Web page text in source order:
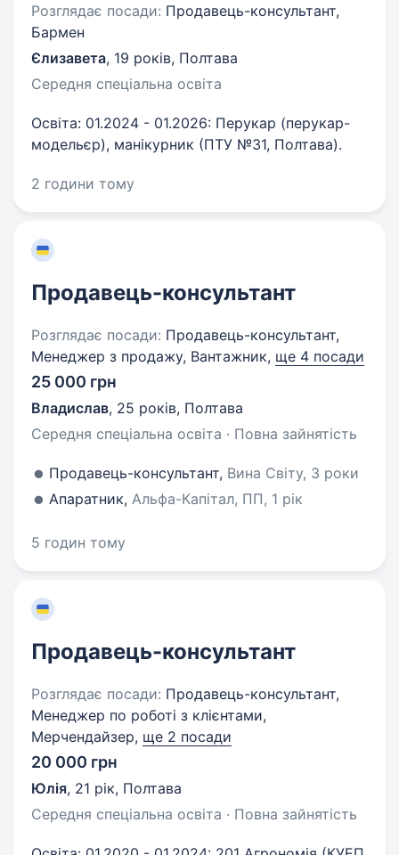
Розглядає посади: Продавець-консультант,
Бармен
Єлизавета, 19 років, Полтава
Середня спеціальна освіта
Освіта: 01.2024 - 01.2026: Перукар (перукар-
модельєр), манікурник (ПТУ №31, Полтава).
2 години тому
Продавець-консультант
Розглядає посади: Продавець-консультант,
Менеджер з продажу, Вантажник, ще 4 посади
25 000 грн
Владислав, 25 років, Полтава
Середня спеціальна освіта · Повна зайнятість
Продавець-консультант, Вина Світу, 3 роки
Апаратник, Альфа-Капітал, ПП, 1 рік
5 годин тому
Продавець-консультант
Розглядає посади: Продавець-консультант,
Менеджер по роботі з клієнтами,
Мерчендайзер, ще 2 посади
20 000 грн
Юлія, 21 рік, Полтава
Середня спеціальна освіта · Повна зайнятість